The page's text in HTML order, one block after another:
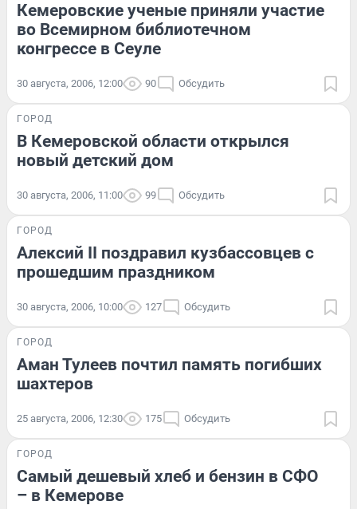
Кемеровские ученые приняли участие
во Всемирном библиотечном
конгрессе в Сеуле
30 августа, 2006, 12:00 90 Обсудить
ГОРОД
В Кемеровской области открылся
новый детский дом
30 августа, 2006, 11:00 99 Обсудить
ГОРОД
Алексий II поздравил кузбассовцев с
прошедшим праздником
30 августа, 2006, 10:00 127 Обсудить
ГОРОД
Аман Тулеев почтил память погибших
шахтеров
25 августа, 2006, 12:30 175 Обсудить
ГОРОД
Самый дешевый хлеб и бензин в СФО
– в Кемерове